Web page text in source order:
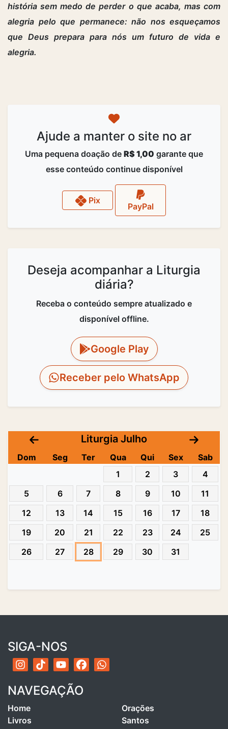
história sem medo de perder o que acaba, mas com
alegria pelo que permanece: não nos esqueçamos
que Deus prepara para nós um futuro de vida e
alegria.
Ajude a manter o site no ar
Uma pequena doação de R$ 1,00 garante que
esse conteúdo continue disponível
Pix
PayPal
Deseja acompanhar a Liturgia
diária?
Receba o conteúdo sempre atualizado e
disponível offline.
Google Play
Receber pelo WhatsApp
Liturgia Julho
Dom Seg Ter Qua Qui Sex
Sab
1
2 3
4
5
6 7 8 9 10
11
12
13 14 15 16 17
18
19
20 21 22 23 24
25
26
27 28 29 30 31
SIGA-NOS
NAVEGAÇÃO
Home
Livros
Orações
Santos